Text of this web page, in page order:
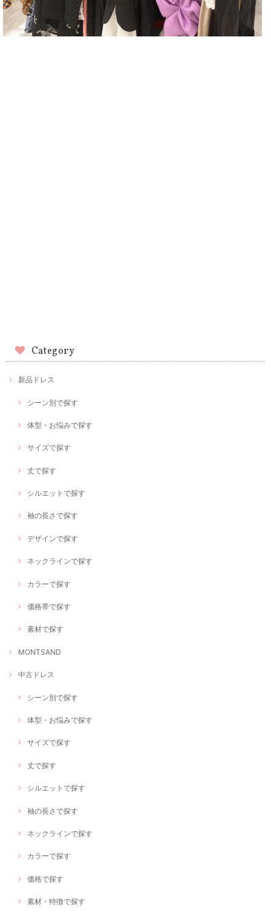
Category
新品ドレス
シーン別で探す
体型・お悩みで探す
サイズで探す
丈で探す
シルエットで探す
袖の長さで探す
デザインで探す
ネックラインで探す
カラーで探す
価格帯で探す
素材で探す
MONTSAND
中古ドレス
シーン別で探す
体型・お悩みで探す
サイズで探す
丈で探す
シルエットで探す
袖の長さで探す
ネックラインで探す
カラーで探す
価格で探す
素材・特徴で探す